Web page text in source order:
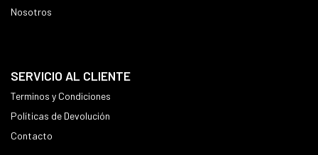
Nosotros
SERVICIO AL CLIENTE
Terminos y Condiciones
Políticas de Devolución
Contacto